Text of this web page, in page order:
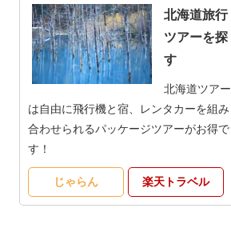
北海道旅行
ツアーを探
す
北海道ツアー
は自由に飛行機と宿、レンタカーを組み
合わせられるパッケージツアーがお得で
す！
じゃらん 楽天トラベル